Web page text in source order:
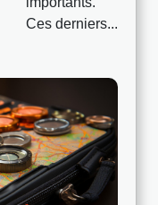
Ces derniers...